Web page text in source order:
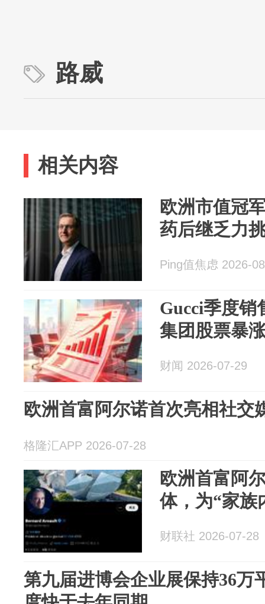
路威
相关内容
欧洲市值冠
药后继乏力
Ping值焦虑 2026-
Gucci季度销
集团股票暴
财闻 2026-07-29
欧洲首富阿尔诺首次亮相社交
格隆汇APP 2026-07-28
欧洲首富阿
体，为“家族
财联社 2026-07-28
第九届进博会企业展保持36万